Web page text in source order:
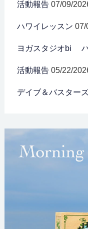
活動報告 07/09/
ハワイレッスン 07/
ヨガスタジオbi
活動報告 05/22/
デイブ＆バスター